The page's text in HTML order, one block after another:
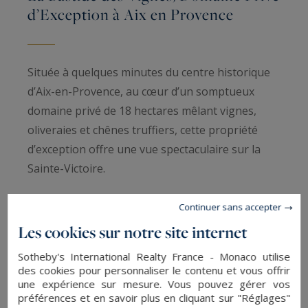
d’Exception à Aix en Provence
Située à quelques minutes du centre historique
d’Aix-en-Provence, au cœur d’un somptueux
domaine privé de 18 hectares mêlant vignes,
oliveraies et chênes truffiers, cette propriété
d’exception offre une vue spectaculaire sur la
Sainte-Victoire.
La bastide du XVIIIe siècle, préservée durant plus
d’un siècle puis sublimée au terme de dix années
renom, incarne aujourd’hui l’élégance
provençale dans sa plus noble expression, entre
authenticité, discrétion et raffinement
Les cookies sur notre site internet
Sotheby's International Realty France - Monaco utilise
des cookies pour personnaliser le contenu et vous offrir
une expérience sur mesure. Vous pouvez gérer vos
préférences et en savoir plus en cliquant sur "Réglages"
Continuer sans accepter